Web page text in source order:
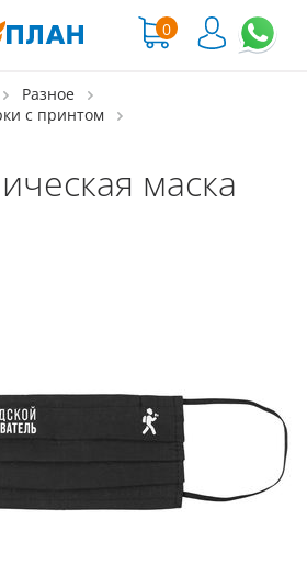
0
Разное
с принтом
маска